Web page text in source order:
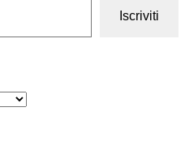
Iscriviti